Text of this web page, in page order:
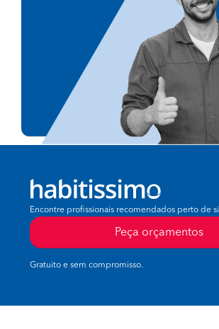
Encontre profissionais recomendados perto de si
Peça orçamentos
Gratuito e sem compromisso.